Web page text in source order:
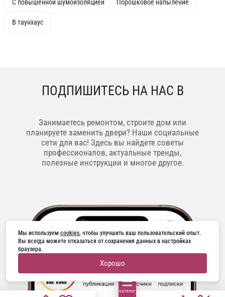
каталог
С повышенной шумоизоляцией Порошковое напыление
В таунхаус
ПОДПИШИТЕСЬ НА НАС В
Занимаетесь ремонтом, строите дом или
планируете заменить двери? Наши социальные
сети для вас! Здесь вы найдете советы
профессионалов, актуальные тренды,
полезные инструкции и многое другое.
Мы используем cookies, чтобы улучшить ваш пользовательский опыт.
Вы всегда можете отказаться от сохранения данных в настройках
браузера.
Хорошо